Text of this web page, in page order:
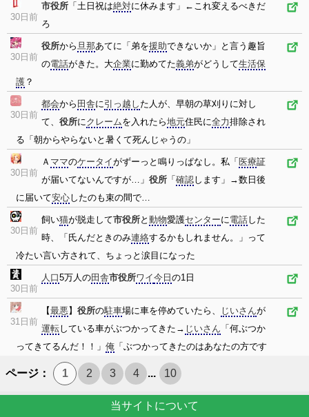
30日前
市役所 「土日祝は絶対に休みます」←これ変えるべきだ
ろ
30日前
役所から旦那あてに「弟を援助できないか」と言う趣旨
の電話がきた。大企業に勤めてた義弟がどうして生活保
護 ？
30日前
都会から 田舎に引っ越し た人が、早朝の草刈りに対し
て、 役所にクレームを入れたら地元住民に全力排除され
る「朝からやらないと暑くて死んじゃうの」
30日前
Ａ ママのケータイがずーっと鳴りっぱなし。私「 医療証
が届いてないんですが…」 役所 「 確認します」→数日後
に届いて安心したのも束の間で…
30日前
飼い猫が脱走して市役所と 動物愛護センターに電話した
時、「氏んだときのみ連絡するかもしれません。」って
冷たい言い方されて、ちょっと涙目になった
30日前
人口5万人の田舎市役所ワイ今日 の1日
31日前
【最悪】 役所の駐車場に車を停めていたら、 じいさんが
運転している車がぶつかってきた→ じいさん 「何ぶつか
ってきてるんだ！！」 俺 「ぶつかってきたのはあなたの方です
ページ： 1 2 3 4 ... 10
当サイトについて